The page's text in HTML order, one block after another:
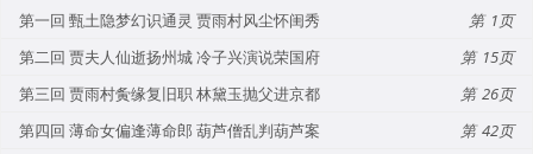
第一回 甄土隐梦幻识通灵 贾雨村风尘怀闺秀
1
第二回 贾夫人仙逝扬州城 冷子兴演说荣国府
15
第三回 贾雨村夤缘复旧职 林黛玉抛父进京都
26
第四回 薄命女偏逢薄命郎 葫芦僧乱判葫芦案
42